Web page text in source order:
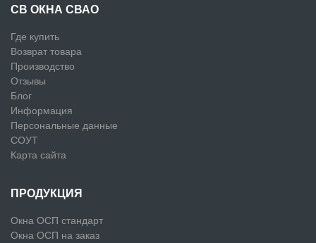
СВ ОКНА СВАО
Где купить
Возврат товара
Производство
Отзывы
Блог
Информация
Персональные данные
СОУТ
Карта сайта
ПРОДУКЦИЯ
Окна ОСП стандарт
Окна ОСП на заказ